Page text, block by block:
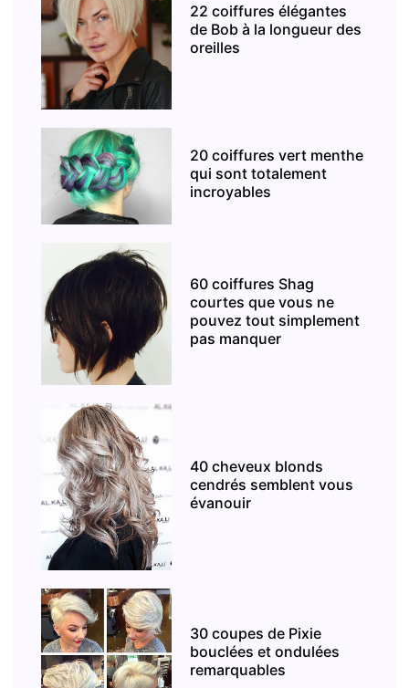
22 coiffures élégantes
de Bob à la longueur des
oreilles
20 coiffures vert menthe
qui sont totalement
incroyables
60 coiffures Shag
courtes que vous ne
pouvez tout simplement
pas manquer
40 cheveux blonds
cendrés semblent vous
évanouir
30 coupes de Pixie
bouclées et ondulées
remarquables